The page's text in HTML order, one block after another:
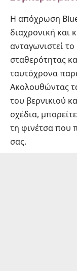
Η απόχρωση Blue
διαχρονική και
ανταγωνιστεί
σταθερότητας
ταυτόχρονα
Ακολουθώντας
του βερνικιού
σχέδια,
τη φινέτσα που
σας.